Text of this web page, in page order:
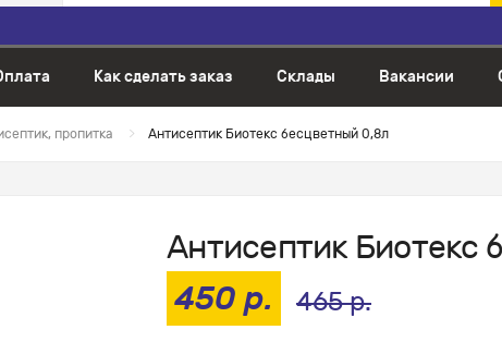
Как сделать заказ Склады Вакансии
пропитка Антисептик Биотекс бесцветный 0,8л
Антисептик Биотекс
450 р.
465 р.